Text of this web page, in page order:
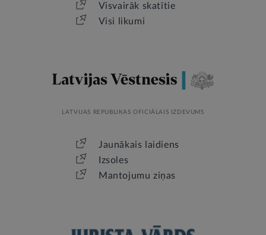
Visvairāk skatītie
Visi likumi
LATVIJAS REPUBLIKAS OFICIĀLAIS IZDEVUMS
Jaunākais laidiens
Izsoles
Mantojumu ziņas